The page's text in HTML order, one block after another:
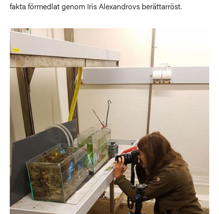
fakta förmedlat genom Iris Alexandrovs berättarröst.